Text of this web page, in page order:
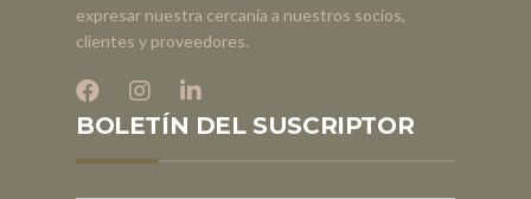
expresar nuestra cercanía a nuestros socios,
clientes y proveedores.
BOLETÍN DEL SUSCRIPTOR